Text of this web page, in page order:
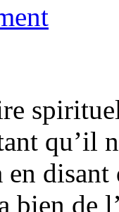
qu’il
disant
bien de